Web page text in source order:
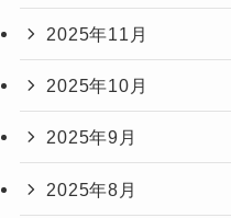
2025年11月
2025年10月
2025年9月
2025年8月